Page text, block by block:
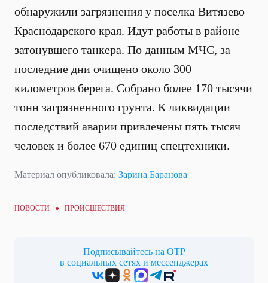
обнаружили загрязнения у поселка Витязево
Краснодарского края. Идут работы в районе
затонувшего танкера. По данным МЧС, за
последние дни очищено около 300
километров берега. Собрано более 170 тысячи
тонн загрязненного грунта. К ликвидации
последствий аварии привлечены пять тысяч
человек и более 670 единиц спецтехники.
Материал опубликовала: Зарина Баранова
НОВОСТИ ● ПРОИСШЕСТВИЯ
Подписывайтесь на ОТР
в социальных сетях и мессенджерах